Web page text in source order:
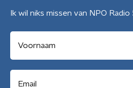
Ik wil niks missen van NPO Radio